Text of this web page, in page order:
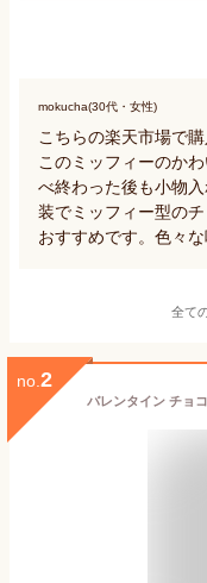
mokucha(30代・女性)
こちらの楽天市場で
このミッフィーのか
べ終わった後も小物
装でミッフィー型の
おすすめです。色々な
全て
no. 2